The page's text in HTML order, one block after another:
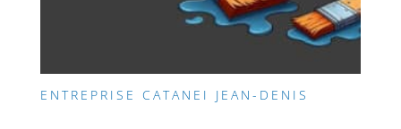
ENTREPRISE CATANEI JEAN-DENIS